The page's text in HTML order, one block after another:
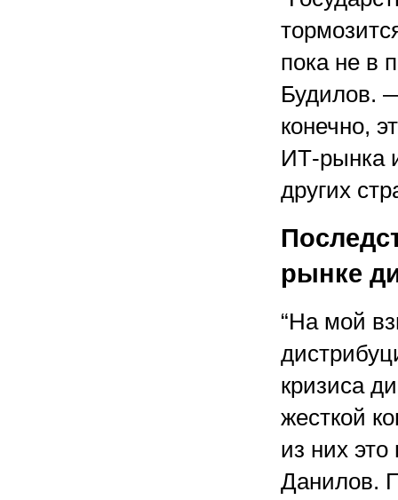
пока не в
Будилов.
конечно,
ИТ-рынка
других
рынке
“На мой
кризиса
жесткой
из них
Данилов.